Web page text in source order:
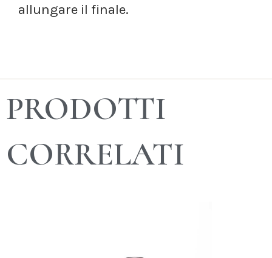
allungare il finale.
PRODOTTI
CORRELATI